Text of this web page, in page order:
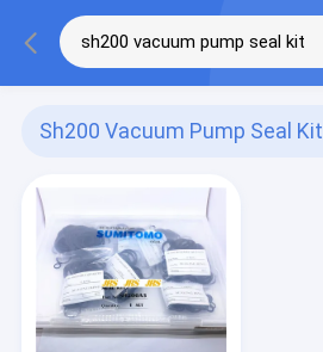
Sh200 Vacuum Pump Seal Kit